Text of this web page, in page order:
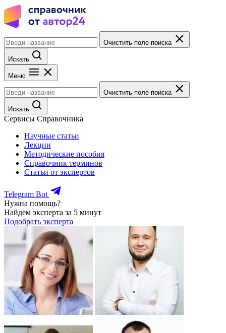
Очистить поле поиска
Искать
Меню
Очистить поле поиска
Искать
Сервисы Справочника
Научные статьи
Лекции
Методические пособия
Справочник терминов
Статьи от экспертов
Telegram Bot
Нужна помощь?
Найдем эксперта за 5 минут
Подобрать эксперта